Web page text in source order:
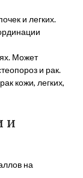
и легких.
Может
и рак.
кожи, легких,
и
на